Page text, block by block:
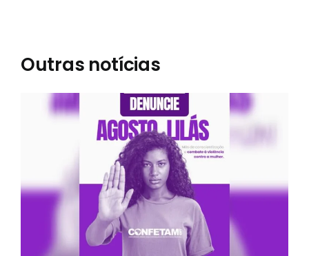
Outras notícias